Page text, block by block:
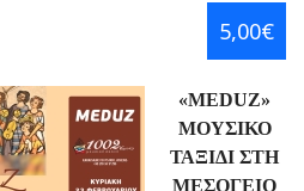
5,00€
«MEDUZ»
ΜΟΥΣΙΚΟ
ΤΑΞΙΔΙ ΣΤΗ
ΜΕΣΟΓΕΙΟ